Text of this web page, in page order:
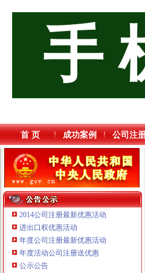
手
首 页 成功案例 公司注
2014公司注册最新优惠活动
进出口权优惠活动
年度公司注册最新优惠活动
年度活动公司注册送优惠
公示公告